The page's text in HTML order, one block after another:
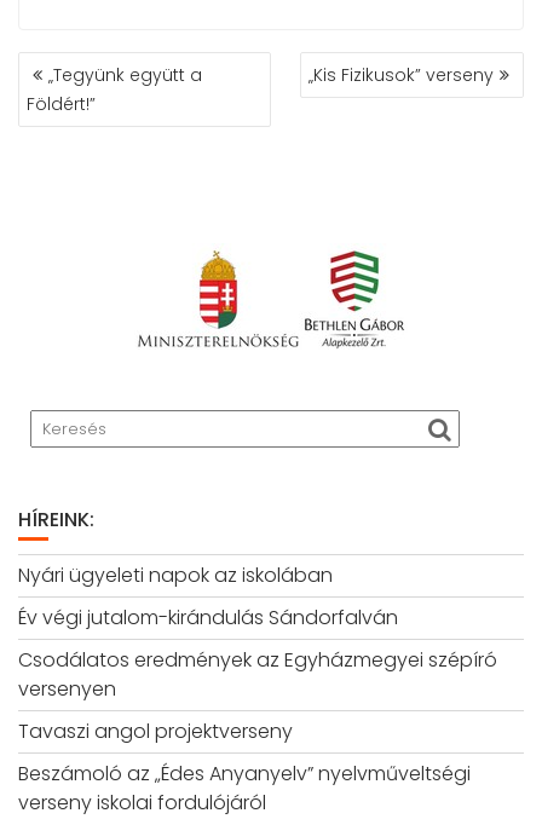
BEJEGYZÉS
NAVIGÁCIÓ
„Tegyünk együtt a
Földért!”
„Kis Fizikusok” verseny
HÍREINK:
Nyári ügyeleti napok az iskolában
Év végi jutalom-kirándulás Sándorfalván
Csodálatos eredmények az Egyházmegyei szépíró
versenyen
Tavaszi angol projektverseny
Beszámoló az „Édes Anyanyelv” nyelvműveltségi
verseny iskolai fordulójáról